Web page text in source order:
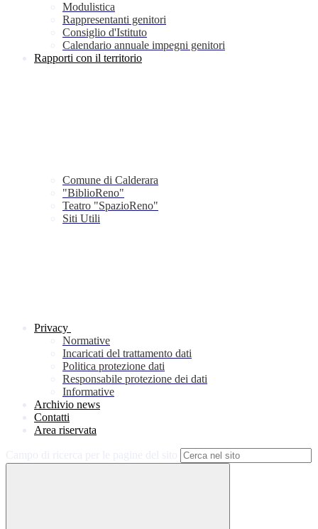
Modulistica
Rappresentanti genitori
Consiglio d'Istituto
Calendario annuale impegni genitori
Rapporti con il territorio
Comune di Calderara
"BiblioReno"
Teatro "SpazioReno"
Siti Utili
Privacy
Normative
Incaricati del trattamento dati
Politica protezione dati
Responsabile protezione dei dati
Informative
Archivio news
Contatti
Area riservata